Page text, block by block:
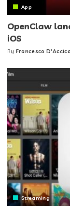
App
OpenClaw
iOS
Posted
By Francesco D'Accico
Streaming